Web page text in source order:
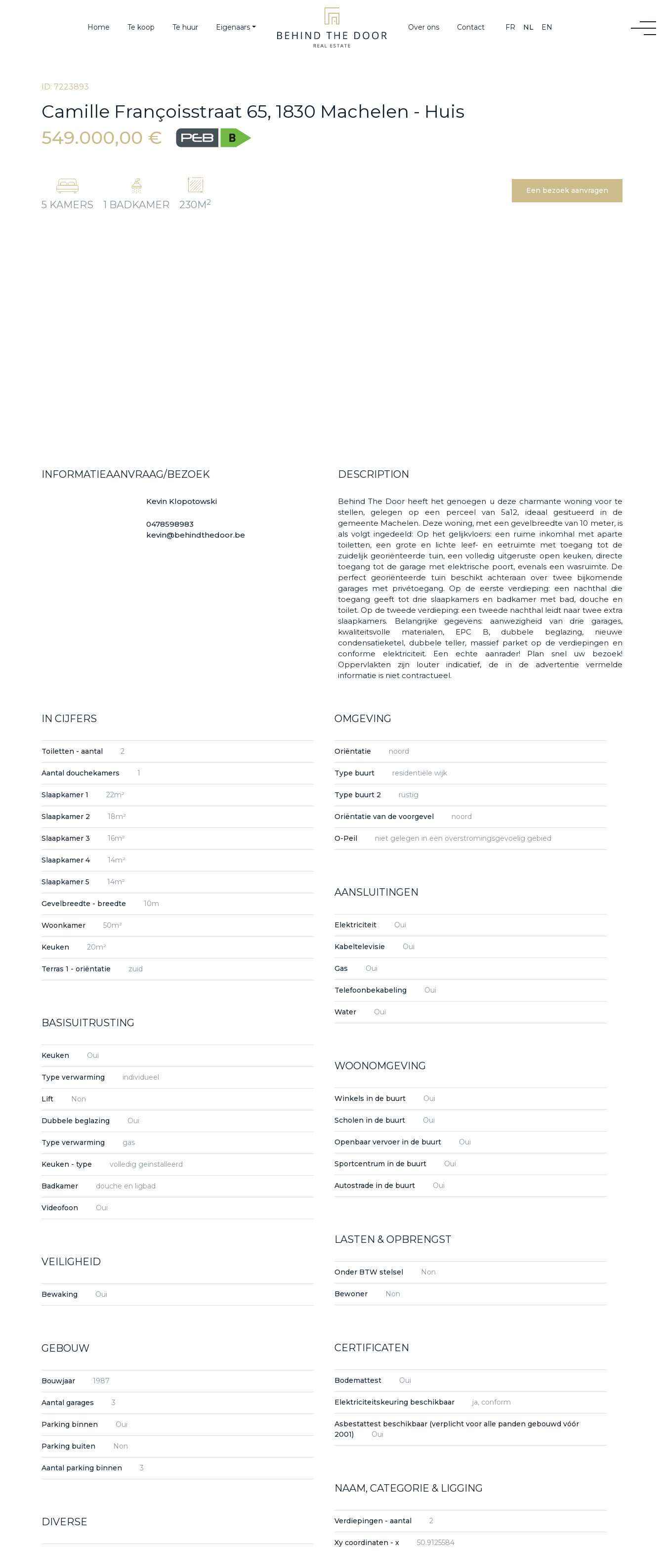
Home Te koop Te huur Eigenaars Over ons Contact FR NL EN
ID: 7223893
Camille Françoisstraat 65, 1830 Machelen - Huis
549.000,00 €
5 KAMERS 1 BADKAMER 230M 2
Een bezoek aanvragen
INFORMATIEAANVRAAG/BEZOEK
Kevin Klopotowski
0478598983
kevin@behindthedoor.be
DESCRIPTION
Behind The Door heeft het genoegen u deze charmante woning voor te
stellen, gelegen op een perceel van 5a12, ideaal gesitueerd in de
gemeente Machelen. Deze woning, met een gevelbreedte van 10 meter, is
als volgt ingedeeld: Op het gelijkvloers: een ruime inkomhal met aparte
toiletten, een grote en lichte leef- en eetruimte met toegang tot de
zuidelijk georiënteerde tuin, een volledig uitgeruste open keuken, directe
toegang tot de garage met elektrische poort, evenals een wasruimte. De
perfect georiënteerde tuin beschikt achteraan over twee bijkomende
garages met privétoegang. Op de eerste verdieping: een nachthal die
toegang geeft tot drie slaapkamers en badkamer met bad, douche en
toilet. Op de tweede verdieping: een tweede nachthal leidt naar twee extra
slaapkamers. Belangrijke gegevens: aanwezigheid van drie garages,
kwaliteitsvolle materialen, EPC B, dubbele beglazing, nieuwe
condensatieketel, dubbele teller, massief parket op de verdiepingen en
conforme elektriciteit. Een echte aanrader! Plan snel uw bezoek!
Oppervlakten zijn louter indicatief, de in de advertentie vermelde
informatie is niet contractueel.
IN CIJFERS
Toiletten - aantal 2
Aantal douchekamers 1
Slaapkamer 1 22m²
Slaapkamer 2 18m²
Slaapkamer 3 16m²
Slaapkamer 4 14m²
Slaapkamer 5 14m²
Gevelbreedte - breedte 10m
Woonkamer 50m²
Keuken 20m²
Terras 1 - oriëntatie zuid
BASISUITRUSTING
Keuken Oui
Type verwarming individueel
Lift Non
Dubbele beglazing Oui
Type verwarming gas
Keuken - type volledig geïnstalleerd
Badkamer douche en ligbad
Videofoon Oui
VEILIGHEID
Bewaking Oui
GEBOUW
Bouwjaar 1987
Aantal garages 3
Parking binnen Oui
Parking buiten Non
Aantal parking binnen 3
DIVERSE
OMGEVING
Oriëntatie noord
Type buurt residentiële wijk
Type buurt 2 rustig
Oriëntatie van de voorgevel noord
O-Peil niet gelegen in een overstromingsgevoelig gebied
AANSLUITINGEN
Elektriciteit Oui
Kabeltelevisie Oui
Gas Oui
Telefoonbekabeling Oui
Water Oui
WOONOMGEVING
Winkels in de buurt Oui
Scholen in de buurt Oui
Openbaar vervoer in de buurt Oui
Sportcentrum in de buurt Oui
Autostrade in de buurt Oui
LASTEN & OPBRENGST
Onder BTW stelsel Non
Bewoner Non
CERTIFICATEN
Bodemattest Oui
Elektriciteitskeuring beschikbaar ja, conform
Asbestattest beschikbaar (verplicht voor alle panden gebouwd vóór
2001)
Oui
NAAM, CATEGORIE & LIGGING
Verdiepingen - aantal 2
Xy coordinaten - x 50.9125584